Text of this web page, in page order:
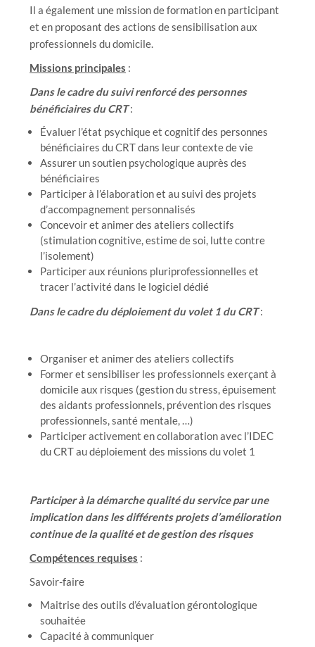
Il a également une mission de formation en participant
et en proposant des actions de sensibilisation aux
professionnels du domicile.
Missions principales :
Dans le cadre du suivi renforcé des personnes
bénéficiaires du CRT:
Évaluer l’état psychique et cognitif des personnes
bénéficiaires du CRT dans leur contexte de vie
Assurer un soutien psychologique auprès des
bénéficiaires
Participer à l’élaboration et au suivi des projets
d’accompagnement personnalisés
Concevoir et animer des ateliers collectifs
(stimulation cognitive, estime de soi, lutte contre
l’isolement)
Participer aux réunions pluriprofessionnelles et
tracer l’activité dans le logiciel dédié
Dans le cadre du déploiement du volet 1 du CRT:
Organiser et animer des ateliers collectifs
Former et sensibiliser les professionnels exerçant à
domicile aux risques (gestion du stress, épuisement
des aidants professionnels, prévention des risques
professionnels, santé mentale, …)
Participer activement en collaboration avec l’IDEC
du CRT au déploiement des missions du volet 1
Participer à la démarche qualité du service par une
implication dans les différents projets d’amélioration
continue de la qualité et de gestion des risques
Compétences requises :
Savoir-faire
Maitrise des outils d’évaluation gérontologique
souhaitée
Capacité à communiquer